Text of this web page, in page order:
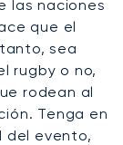
las naciones
que el
sea
rugby o no,
rodean al
Tenga en
del evento,